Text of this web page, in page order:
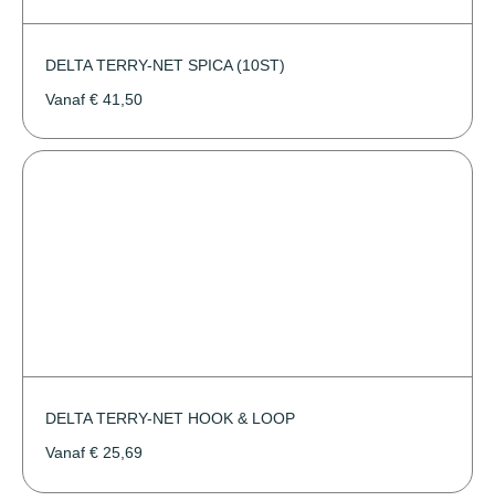
DELTA TERRY-NET SPICA (10ST)
Vanaf € 41,50
DELTA TERRY-NET HOOK & LOOP
Vanaf € 25,69